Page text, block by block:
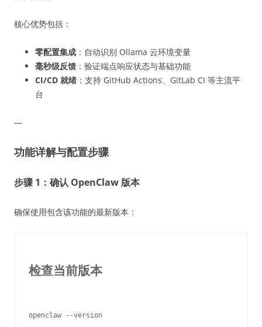
核心优势包括：
零配置集成 ：自动识别 Ollama 云环境变量
毫秒级反馈 ：验证端点响应状态与基础功能
CI/CD 就绪 ：支持 GitHub Actions、GitLab CI 等主流平
台
—
功能详解与配置步骤
步骤 1：确认 OpenClaw 版本
确保使用包含该功能的最新版本：
检查当前版本
openclaw --version